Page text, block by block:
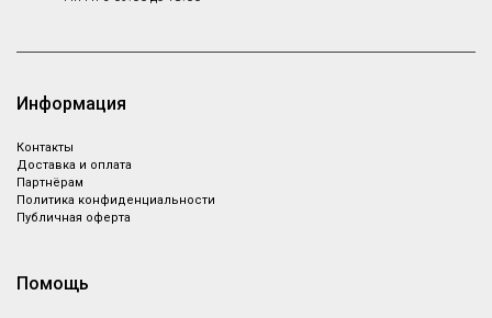
Информация
Контакты
Доставка и оплата
Партнёрам
Политика конфиденциальности
Публичная оферта
Помощь